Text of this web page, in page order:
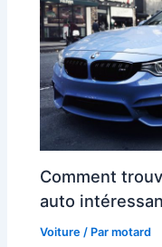
Comment
auto
Voiture / Parmotard